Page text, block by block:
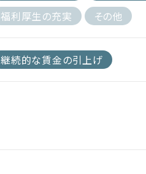
福利厚生の充実
その他
継続的な賃金の引上げ